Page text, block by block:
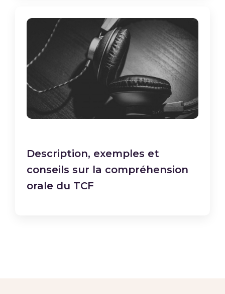
Description, exemples et
conseils sur la compréhension
orale du TCF